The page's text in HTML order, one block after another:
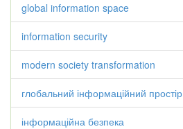
global information space
information security
modern society transformation
глобальний інформаційний простір
інформаційна безпека